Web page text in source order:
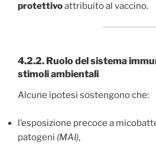
protettivoattribuito al vaccino.
4.2.2. Ruolo del sistema
stimoli ambientali
Alcune ipotesi sostengono che:
l’esposizione precoce a
patogeni (MAI),